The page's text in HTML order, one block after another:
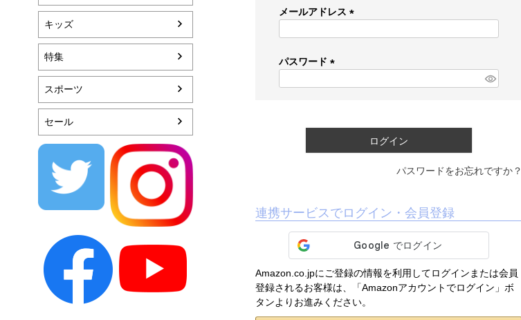
キッズ
特集
スポーツ
セール
メールアドレス
)
パスワード
ログイン
パスワードをお忘れですか？
連携サービスでログイン・会員登録
Amazon.co.jpにご登録の情報を利用してログインまたは会員
登録されるお客様は、「Amazonアカウントでログイン」ボ
タンよりお進みください。